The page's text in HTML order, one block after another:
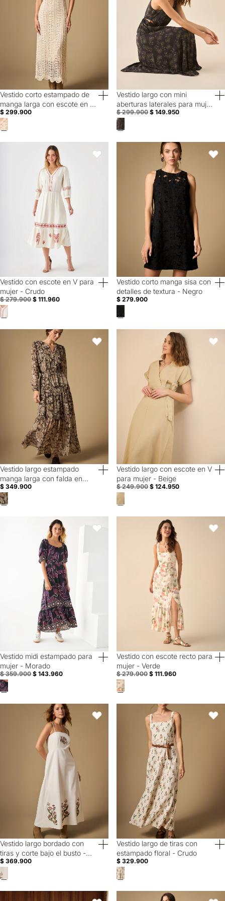
Vestido corto estampado de
manga larga con escote en V
- Beige
$ 299.900
50% Off
Vestido largo con mini
aberturas laterales para mujer
- Negro
$ 299.900 $ 149.950
Vestido con escote en V para mujer - Crudo
60% Off
Vestido con escote en V para
mujer - Crudo
$ 279.900 $ 111.960
Favoritos
Vestido corto manga sisa con
Vestido corto manga sisa con
detalles de textura - Negro
$ 279.900
Vestido largo estampado manga larga con falda en capas - Verde
Vestido largo estampado
manga larga con falda en
capas - Verde
$ 349.900
Favoritos
Vestido largo con escote en V
50% Off
Vestido largo con escote en V
para mujer - Beige
$ 249.900 $ 124.950
Vestido midi estampado para mujer - Morado
60% Off
Vestido midi estampado para
mujer - Morado
$ 359.900 $ 143.960
Favoritos
Vestido con escote recto para
60% Off
Vestido con escote recto para
mujer - Verde
$ 279.900 $ 111.960
Vestido largo bordado con tiras y corte bajo el busto - Crudo
Vestido largo bordado con
tiras y corte bajo el busto -
Crudo
$ 369.900
Favoritos
Vestido largo de tiras con
Vestido largo de tiras con
estampado floral - Crudo
$ 329.900
Vestido largo estampado de tiras con silueta fluida - Crudo
Vestido largo manga sisa de